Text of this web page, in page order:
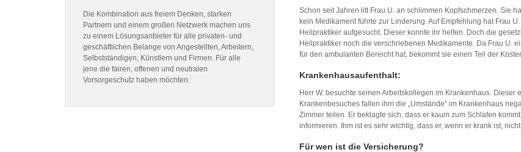
Die Kombination aus freiem Denken, starken
Partnern und einem großen Netzwerk machen uns
zu einem Lösungsanbieter für alle privaten- und
geschäftlichen Belange von Angestellten, Arbeitern,
Selbstständigen, Künstlern und Firmen. Für alle
jene die fairen, offenen und neutralen
Vorsorgeschutz haben möchten.
Schon seit Jahren litt Frau U. an schlimmen Kopfschmerzen. Sie
kein Medikament führte zur Linderung. Auf Empfehlung hat Frau
Heilpraktiker aufgesucht. Dieser konnte ihr helfen. Doch die
Heilpraktiker noch die verschriebenen Medikamente. Da Frau U.
für den ambulanten Bereicht hat, bekommt sie einen Teil der
Krankenhausaufenthalt:
Herr W. besuchte seinen Arbeitskollegen im Krankenhaus.
Krankenbesuches fallen ihm die „Umstände“ im Krankenhaus
Zimmer teilen. Er beklagte sich, dass er kaum zum Schlafen
informieren. Ihm ist es sehr wichtig, dass er, wenn er krank ist,
Für wen ist die Versicherung?